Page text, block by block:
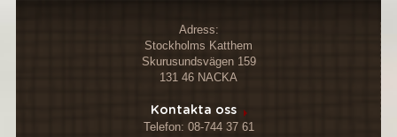
Adress:
Stockholms Katthem
Skurusundsvägen 159
131 46 NACKA
Kontakta oss
Telefon: 08-744 37 61